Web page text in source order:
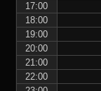
17:00
18:00
19:00
20:00
21:00
22:00